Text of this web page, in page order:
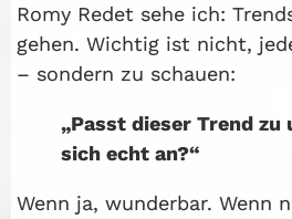
Romy Redet sehe ich:
gehen. Wichtig ist nicht,
– sondern zu schauen:
„Passt dieser Trend
sich echt an?“
Wenn ja, wunderbar. Wenn